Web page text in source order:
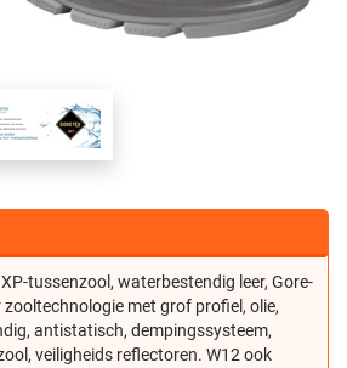
tussenzool, waterbestendig leer, Gore-
met grof profiel, olie,
antistatisch, dempingssysteem,
veiligheids reflectoren. W12 ook